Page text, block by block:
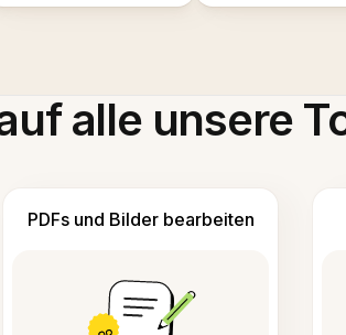
alle unsere
PDFs und Bilder bearbeiten